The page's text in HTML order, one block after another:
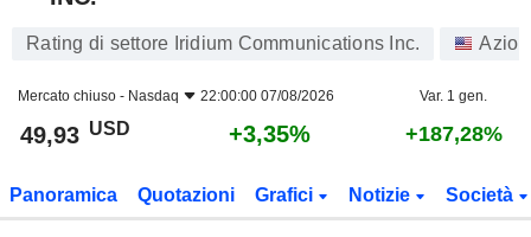
Rating di settore Iridium Communications Inc.
Mercato chiuso - Nasdaq 22:00:00 07/08/2026 Var. 1 gen.
49,93 USD +3,35% +187,28%
Panoramica Quotazioni Grafici Notizie Società